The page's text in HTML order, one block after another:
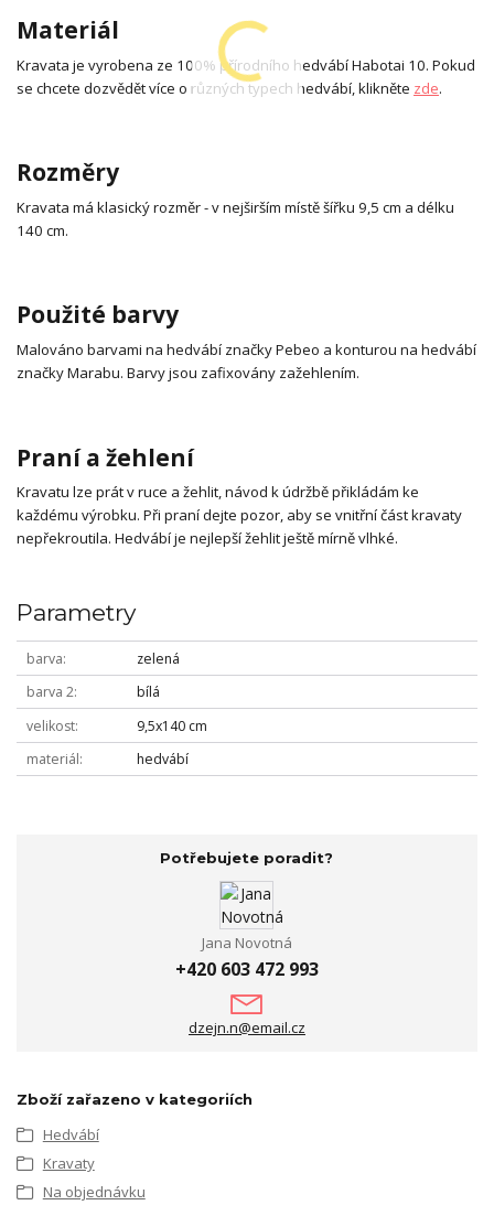
Materiál
Kravata je vyrobena ze 100% přírodního hedvábí Habotai 10. Pokud
se chcete dozvědět více o různých typech hedvábí, klikněte zde.
Rozměry
Kravata má klasický rozměr - v nejširším místě šířku 9,5 cm a délku
140 cm.
Použité barvy
Malováno barvami na hedvábí značky Pebeo a konturou na hedvábí
značky Marabu. Barvy jsou zafixovány zažehlením.
Praní a žehlení
Kravatu lze prát v ruce a žehlit, návod k údržbě přikládám ke
každému výrobku. Při praní dejte pozor, aby se vnitřní část kravaty
nepřekroutila. Hedvábí je nejlepší žehlit ještě mírně vlhké.
Parametry
barva
zelená
barva 2
bílá
velikost
9,5x140 cm
materiál
hedvábí
Potřebujete poradit?
Jana Novotná
+420 603 472 993
dzejn.n@email.cz
Zboží zařazeno v kategoriích
Hedvábí
Kravaty
Na objednávku